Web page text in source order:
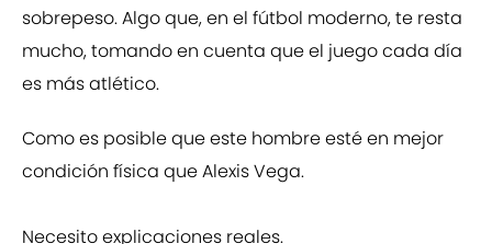
sobrepeso. Algo que, en el fútbol moderno, te resta
mucho, tomando en cuenta que el juego cada día
es más atlético.
Como es posible que este hombre esté en mejor
condición física que Alexis Vega.
Necesito explicaciones reales.